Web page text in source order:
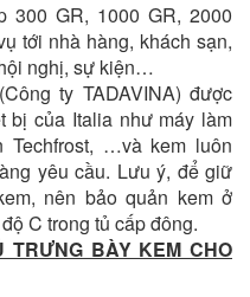
300 GR, 1000 GR, 2000
tới nhà hàng, khách sạn,
nghị, sự kiện…
ty TADAVINA) được
bị của Italia như máy làm
Techfrost, …và kem luôn
yêu cầu. Lưu ý, để giữ
nên bảo quản kem ở
C trong tủ cấp đông.
TRƯNG BÀY KEM CHO